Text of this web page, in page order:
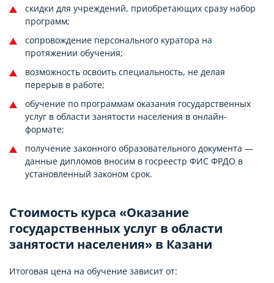
скидки для учреждений, приобретающих сразу набор
программ;
сопровождение персонального куратора на
протяжении обучения;
возможность освоить специальность, не делая
перерыв в работе;
обучение по программам оказания государственных
услуг в области занятости населения в онлайн-
формате;
получение законного образовательного документа —
данные дипломов вносим в госреестр ФИС ФРДО в
установленный законом срок.
Стоимость курса «Оказание
государственных услуг в области
занятости населения» в Казани
Итоговая цена на обучение зависит от: